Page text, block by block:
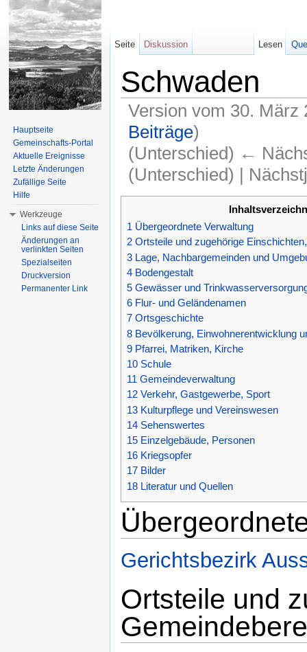
Schwaden
Version vom 30.
Beiträge)
(Unterschied) ←
(Unterschied) |
1 Übergeordnete Verwaltung
2 Ortsteile und zugehörige
3 Lage, Nachbargemeinden und
4 Bodengestalt
5 Gewässer und
6 Flur- und Geländenamen
7 Ortsgeschichte
8 Bevölkerung, Einwohnerentwicklung
9 Pfarrei, Matriken, Kirche
10 Schule
11 Gemeindeverwaltung
12 Verkehr, Gastgewerbe, Sport
13 Kulturpflege und Vereinswesen
14 Sehenswertes
15 Einzelgebäude, Personen
16 Kriegsopfer
17 Bilder
18 Literatur und Quellen
Gerichtsbezirk
Ortsteile und
Seite Diskussion Lesen
Hauptseite
Gemeinschafts-Portal
Aktuelle Ereignisse
Letzte Änderungen
Zufällige Seite
Hilfe
Werkzeuge
Links auf diese Seite
Änderungen an
verlinkten Seiten
Spezialseiten
Druckversion
Permanenter Link